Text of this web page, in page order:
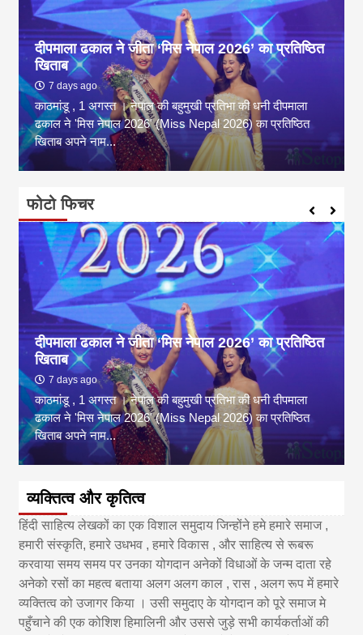
दीपमाला ढकाल ने जीता ‘मिस नेपाल 2026’ का प्रतिष्ठित
खिताब
7 days ago
काठमांडू , 1 अगस्त । नेपाल की बहुमुखी प्रतिभा की धनी दीपमाला
ढकाल ने 'मिस नेपाल 2026' (Miss Nepal 2026) का प्रतिष्ठित
खिताब अपने नाम...
फोटो फिचर
दीपमाला ढकाल ने जीता ‘मिस नेपाल 2026’ का प्रतिष्ठित
खिताब
7 days ago
काठमांडू , 1 अगस्त । नेपाल की बहुमुखी प्रतिभा की धनी दीपमाला
ढकाल ने 'मिस नेपाल 2026' (Miss Nepal 2026) का प्रतिष्ठित
खिताब अपने नाम...
व्यक्तित्व और कृतित्व
हिंदी साहित्य लेखकों का एक विशाल समुदाय जिन्होंने हमे हमारे समाज ,
हमारी संस्कृति, हमारे उधभव , हमारे विकास , और साहित्य से रूबरू
करवाया समय समय पर उनका योगदान अनेकों विधाओं के जन्म दाता रहे
अनेको रसों का महत्व बताया अलग अलग काल , रास , अलग रूप में हमारे
व्यक्तित्व को उजागर किया । उसी समुदाए के योगदान को पूरे समाज मे
पहुँचाने की एक कोशिश हिमालिनी और उससे जुड़े सभी कार्यकर्ताओं की